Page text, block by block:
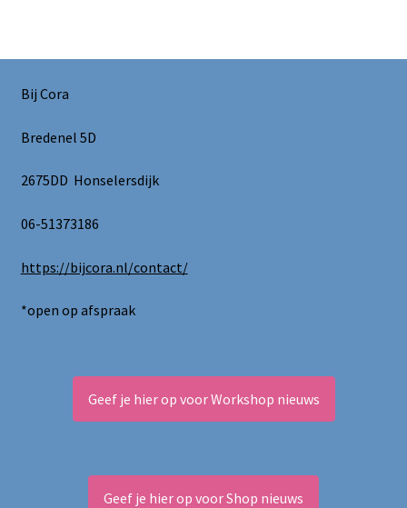
optie
Bij Cora
Bredenel 5D
2675DD Honselersdijk
06-51373186
https://bijcora.nl/contact/
*open op afspraak
Geef je hier op voor Workshop nieuws
Geef je hier op voor Shop nieuws